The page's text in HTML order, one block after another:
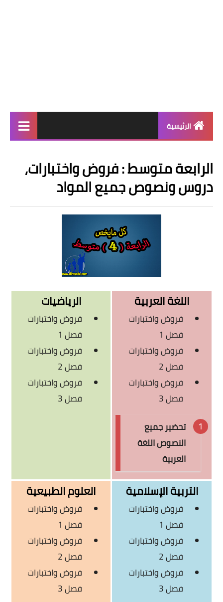
الرئيسية
التعليم الابتدائي
التعليم المتوسط
التعليم الثانوي
مسابقة الشبه الطبي 2021
الرابعة متوسط : فروض واختبارات,
دروس ونصوص جميع المواد
اللغة العربية
فروض واختبارات
فصل 1
فروض واختبارات
فصل 2
فروض واختبارات
فصل 3
تحضير جميع
النصوص اللغة
العربية
الرياضيات
فروض واختبارات
فصل 1
فروض واختبارات
فصل 2
فروض واختبارات
فصل 3
التربية الإسلامية
فروض واختبارات
فصل 1
فروض واختبارات
فصل 2
فروض واختبارات
فصل 3
العلوم الطبيعية
فروض واختبارات
فصل 1
فروض واختبارات
فصل 2
فروض واختبارات
فصل 3